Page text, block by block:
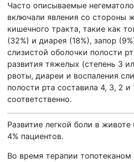
Часто описываемые
включали явления со стороны
кишечного тракта, такие как
(32%) и диарея (18%), запор
слизистой оболочки полости
развития тяжелых (степень 3
рвоты, диареи и воспаления
полости рта составила 4, 3, 2 и
соответственно.
Развитие легкой боли в
4% пациентов.
Во время терапии